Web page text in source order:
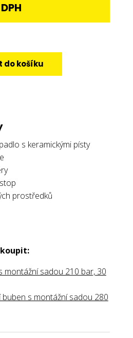
do košíku
s keramickými písty
prostředků
montážní sadou 210 bar, 30
buben s montážní sadou 280